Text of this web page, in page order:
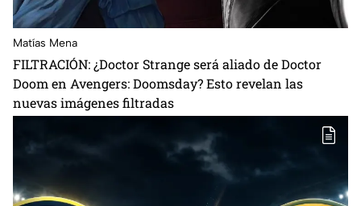
Matías Mena
FILTRACIÓN: ¿Doctor Strange será aliado de Doctor
Doom en Avengers: Doomsday? Esto revelan las
nuevas imágenes filtradas